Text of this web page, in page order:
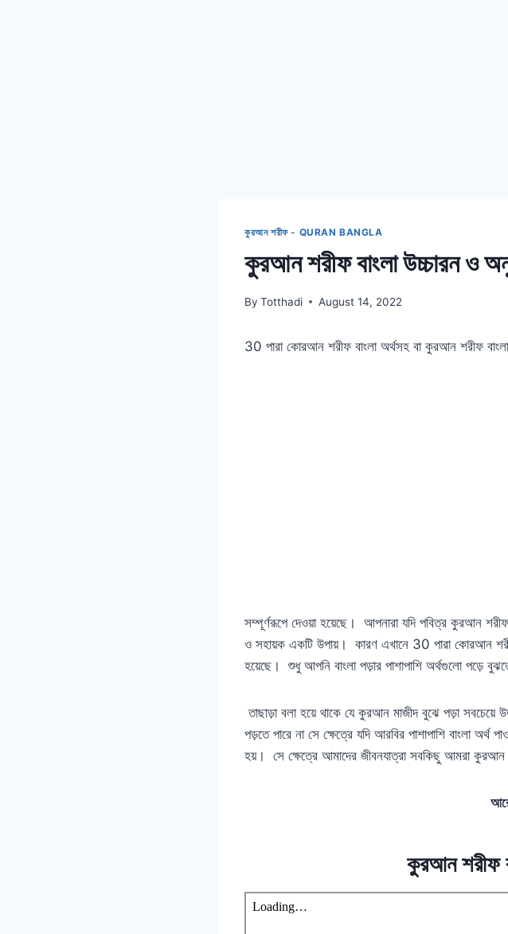
কুরআন শরীফ - QURAN BANGLA
কুরআন শরীফ বাংলা উচ্চারন ও
By Totthadi August 14, 2022
30 পারা কোরআন শরীফ বাংলা অর্থসহ বা কুরআন শরীফ
সম্পূর্ণরূপে দেওয়া হয়েছে। আপনারা যদি পবিত্র কুরআন
ও সহায়ক একটি উপায়। কারণ এখানে 30 পারা কোরআন
হয়েছে। শুধু আপনি বাংলা পড়ার পাশাপাশি অর্থগুলো পড়ে
তাছাড়া বলা হয়ে থাকে যে কুরআন মাজীদ বুঝে পড়া সবচেয়ে
পড়তে পারে না সে ক্ষেত্রে যদি আরবির পাশাপাশি বাংলা
হয়। সে ক্ষেত্রে আমাদের জীবনযাত্রা সবকিছু আমরা কুরআন
কুরআন শরীফ